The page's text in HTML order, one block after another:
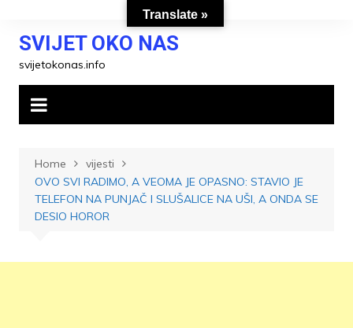
contentSVIJET OKO NAS
svijetokonas.info
Home
vijesti
OVO SVI RADIMO, A VEOMA JE OPASNO: STAVIO JE
TELEFON NA PUNJAČ I SLUŠALICE NA UŠI, A ONDA SE
DESIO HOROR
Translate »